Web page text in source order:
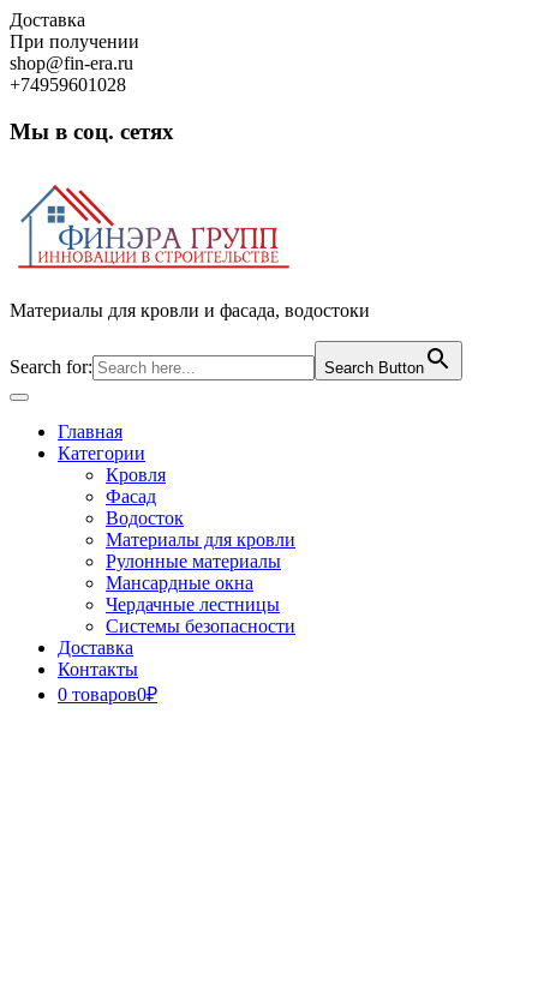
Skip
to
content
Доставка
При получении
shop@fin-era.ru
+74959601028
Мы в соц. сетях
Материалы для кровли и фасада, водостоки
Search for: Search Button
Open
ButtonГлавная
Категории
Кровля
Фасад
Водосток
Материалы для кровли
Рулонные материалы
Мансардные окна
Чердачные лестницы
Системы безопасности
Доставка
Контакты
0 товаров0₽